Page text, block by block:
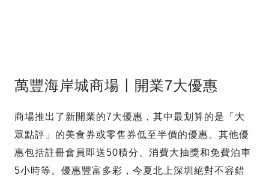
萬豐海岸城商場〡開業7大優惠
商場推出了新開業的7大優惠，其中最划算的是「大
眾點評」的美食券或零售券低至半價的優惠。其他優
惠包括註冊會員即送50積分、消費大抽獎和免費泊車
5小時等。優惠豐富多彩，今夏北上深圳絕對不容錯